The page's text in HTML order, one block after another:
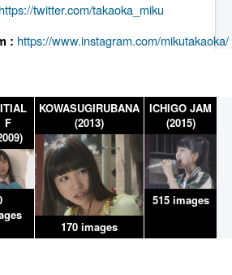
https://twitter.com/takaoka_miku
: https://www.instagram.com/mikutakaoka/
F
KOWASUGIRUBANA
(2013)
170 images
ICHIGO JAM
(2015)
515 images